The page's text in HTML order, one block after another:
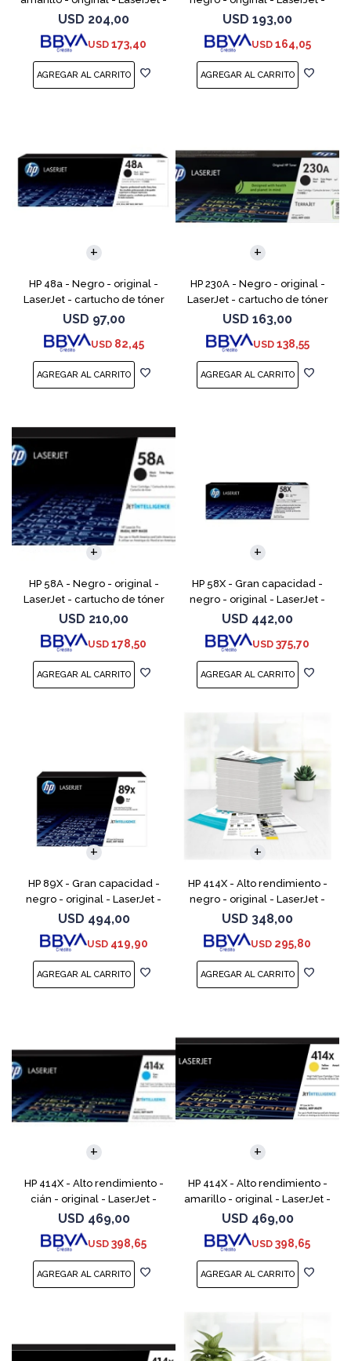
cartucho de tóner (CF502X) -
para Color LaserJet Pro
M254dw, M254n
USD 204,00
USD 173,40
cartucho de tóner (CF500X) -
para Color LaserJet Pro
M254dw, M254nw,
USD 193,00
USD 164,05
HP 48a - Negro - original -
LaserJet - cartucho de tóner
(CF248A) - para LaserJet Pro
M15a, MFP M28a, MFP M28w,
MFP M31w
USD 97,00
USD 82,45
HP 230A - Negro - original -
LaserJet - cartucho de tóner
(W2300A) - para Color
LaserJet Pro 4201, 4203, MFP
4301, MFP 4303
USD 163,00
USD 138,55
HP 58A - Negro - original -
LaserJet - cartucho de tóner
(CF258A) - para LaserJet Pro
M404dn, M404dw, M404n,
M428fdw, MFP M428dw
USD 210,00
USD 178,50
HP 58X - Gran capacidad -
negro - original - LaserJet -
cartucho de tóner (CF258X) -
para LaserJet Pro M404dn,
M404dw, M404n, M4
USD 442,00
USD 375,70
HP 89X - Gran capacidad -
negro - original - LaserJet -
cartucho de tóner (CF289X)
USD 494,00
USD 419,90
HP 414X - Alto rendimiento -
negro - original - LaserJet -
cartucho de tóner (W2020X) -
para Color LaserJet
Enterprise M455, MFP
USD 348,00
USD 295,80
HP 414X - Alto rendimiento -
cián - original - LaserJet -
cartucho de tóner (W2021X) -
para Color LaserJet
Enterprise M455, MFP
USD 469,00
USD 398,65
HP 414X - Alto rendimiento -
amarillo - original - LaserJet -
cartucho de tóner (W2022X) -
para Color LaserJet
Enterprise M455,
USD 469,00
USD 398,65